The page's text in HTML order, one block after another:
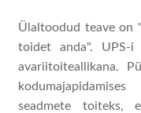
Ülaltoodud teave on
toidet anda". UPS-i
avariitoiteallikana.
seadmete toiteks,